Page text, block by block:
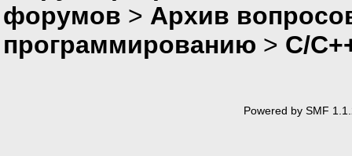
форумов > Архив
программированию > C/
Powered by SMF